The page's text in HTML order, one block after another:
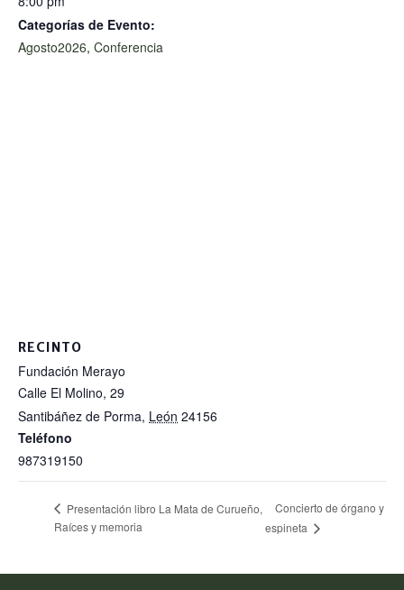
Categorías de Evento:
Agosto2026, Conferencia
RECINTO
Fundación Merayo
Calle El Molino, 29
Santibáñez de Porma, León 24156
Teléfono
987319150
Presentación libro La Mata de Curueño,
Raíces y memoria
Concierto de órgano y
espineta